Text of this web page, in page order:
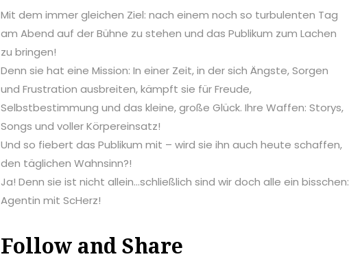
Mit dem immer gleichen Ziel: nach einem noch so turbulenten Tag
am Abend auf der Bühne zu stehen und das Publikum zum Lachen
zu bringen!
Denn sie hat eine Mission: In einer Zeit, in der sich Ängste, Sorgen
und Frustration ausbreiten, kämpft sie für Freude,
Selbstbestimmung und das kleine, große Glück. Ihre Waffen: Storys,
Songs und voller Körpereinsatz!
Und so fiebert das Publikum mit – wird sie ihn auch heute schaffen,
den täglichen Wahnsinn?!
Ja! Denn sie ist nicht allein…schließlich sind wir doch alle ein bisschen:
Agentin mit ScHerz!
Follow and Share